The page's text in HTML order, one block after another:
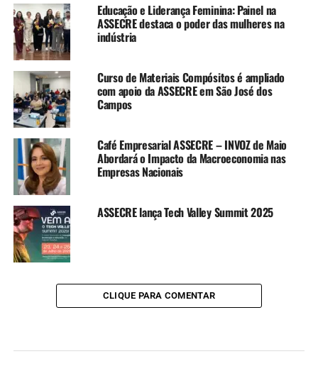
Educação e Liderança Feminina: Painel na
ASSECRE destaca o poder das mulheres na
indústria
Curso de Materiais Compósitos é ampliado
com apoio da ASSECRE em São José dos
Campos
Café Empresarial ASSECRE – INVOZ de Maio
Abordará o Impacto da Macroeconomia nas
Empresas Nacionais
ASSECRE lança Tech Valley Summit 2025
CLIQUE PARA COMENTAR